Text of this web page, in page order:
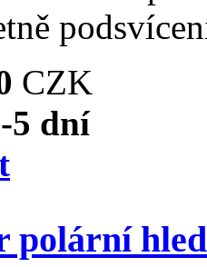
CZK
5 dní
polární